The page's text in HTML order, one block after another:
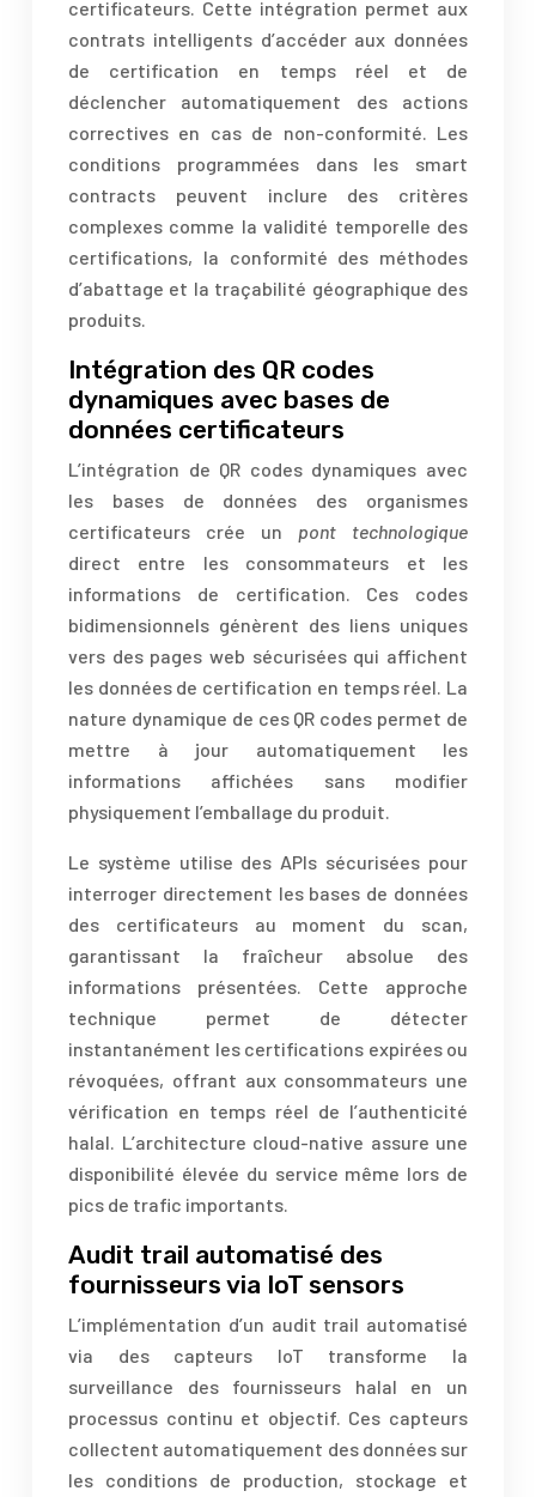
certificateurs. Cette intégration permet aux
contrats intelligents d’accéder aux données
de certification en temps réel et de
déclencher automatiquement des actions
correctives en cas de non-conformité. Les
conditions programmées dans les smart
contracts peuvent inclure des critères
complexes comme la validité temporelle des
certifications, la conformité des méthodes
d’abattage et la traçabilité géographique des
produits.
Intégration des QR codes
dynamiques avec bases de
données certificateurs
L’intégration de QR codes dynamiques avec
les bases de données des organismes
certificateurs crée un pont technologique
direct entre les consommateurs et les
informations de certification. Ces codes
bidimensionnels génèrent des liens uniques
vers des pages web sécurisées qui affichent
les données de certification en temps réel. La
nature dynamique de ces QR codes permet de
mettre à jour automatiquement les
informations affichées sans modifier
physiquement l’emballage du produit.
Le système utilise des APIs sécurisées pour
interroger directement les bases de données
des certificateurs au moment du scan,
garantissant la fraîcheur absolue des
informations présentées. Cette approche
technique permet de détecter
instantanément les certifications expirées ou
révoquées, offrant aux consommateurs une
vérification en temps réel de l’authenticité
halal. L’architecture cloud-native assure une
disponibilité élevée du service même lors de
pics de trafic importants.
Audit trail automatisé des
fournisseurs via IoT sensors
L’implémentation d’un audit trail automatisé
via des capteurs IoT transforme la
surveillance des fournisseurs halal en un
processus continu et objectif. Ces capteurs
collectent automatiquement des données sur
les conditions de production, stockage et